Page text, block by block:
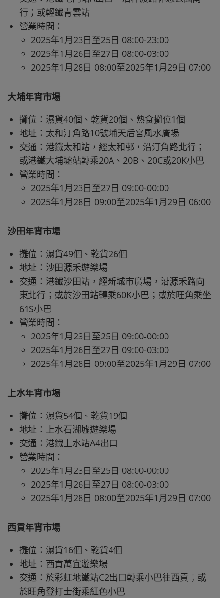
行；或輕鐵青雲站
營業時間：
2025年1月23日至25日 08:00-23:00
2025年1月26日至27日 08:00-03:00
2025年1月28日 08:00至2025年1月29日 07:00
大埔年宵市場
攤位：濕貨40個、乾貨20個、熟食攤位1個
地址：太和汀角路10號埔天后宮風水廣場
交通：港鐵太和站，經太和邨，沿汀角路北行；
或港鐵大埔墟站轉乘20A、20B、20C或20K小巴
營業時間：
2025年1月23日至27日 09:00-00:00
2025年1月28日 09:00至2025年1月29日 06:00
沙田年宵市場
攤位：濕貨49個、乾貨26個
地址：沙田源禾遊樂場
交通：港鐵沙田站，經新城市廣場，沿源禾路向
東北行；或於沙田站轉乘60K小巴；或於旺角乘坐
61S小巴
營業時間：
2025年1月23日至25日 09:00-00:00
2025年1月26日至27日 09:00-03:00
2025年1月28日 09:00至2025年1月29日 07:00
上水年宵市場
攤位：濕貨54個、乾貨19個
地址：上水石湖墟遊樂場
交通：港鐵上水站A4出口
營業時間：
2025年1月23日至25日 08:00-00:00
2025年1月26日至27日 08:00-03:00
2025年1月28日 08:00至2025年1月29日 07:00
西貢年宵市場
攤位：濕貨16個、乾貨4個
地址：西貢萬宜遊樂場
交通：於彩虹地鐵站C2出口轉乘小巴往西貢；或
於旺角登打士街乘紅色小巴